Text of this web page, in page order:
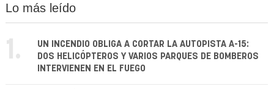
Lo más leído
1.
UN INCENDIO OBLIGA A CORTAR LA AUTOPISTA A-15:
DOS HELICÓPTEROS Y VARIOS PARQUES DE BOMBEROS
INTERVIENEN EN EL FUEGO